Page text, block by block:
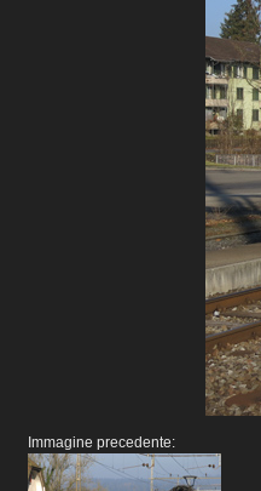
Immagine precedente: